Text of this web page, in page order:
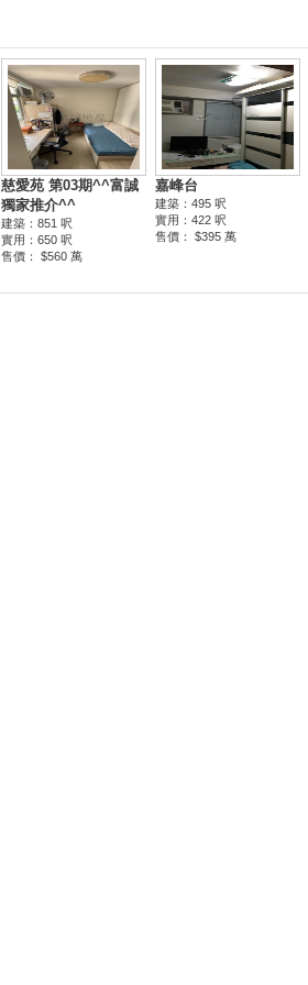
慈愛苑 第03期^^富誠
獨家推介^^
建築：851 呎
實用：650 呎
售價： $560 萬
嘉峰台
建築：495 呎
實用：422 呎
售價： $395 萬